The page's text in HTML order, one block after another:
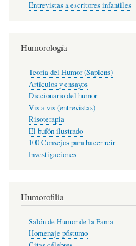
Entrevistas a escritores infantiles
Humorología
Teoría del Humor (Sapiens)
Artículos y ensayos
Diccionario del humor
Vis a vis (entrevistas)
Risoterapia
El bufón ilustrado
100 Consejos para hacer reír
Investigaciones
Humorofilia
Salón de Humor de la Fama
Homenaje póstumo